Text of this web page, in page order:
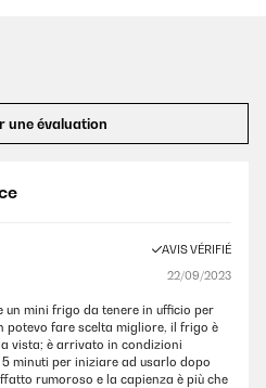
une évaluation
AVIS VÉRIFIÉ
22/09/2023
un mini frigo da tenere in ufficio per
potevo fare scelta migliore, il frigo è
vista; è arrivato in condizioni
minuti per iniziare ad usarlo dopo
rumoroso e la capienza è più che